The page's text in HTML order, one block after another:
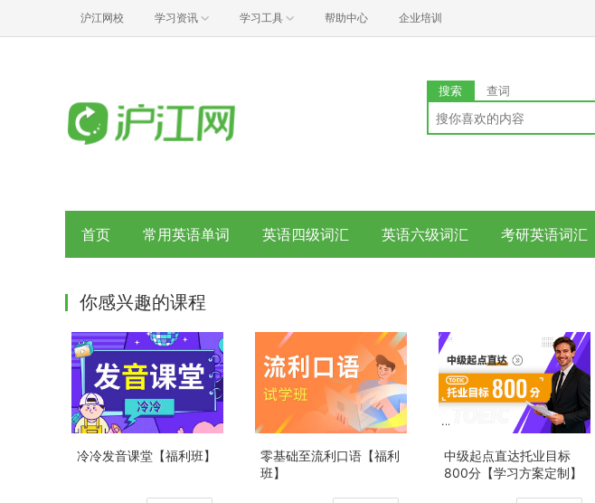
沪江网校 学习资讯 学习工具 帮助中心 企业培训
搜索 查词
首页 常用英语单词 英语四级词汇 英语六级词汇 考研英语词汇
你感兴趣的课程
冷冷发音课堂【福利班】
零基础至流利口语【福利
班】
中级起点直达托业目标
800分【学习方案定制】